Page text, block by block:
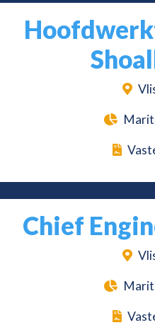
Chief